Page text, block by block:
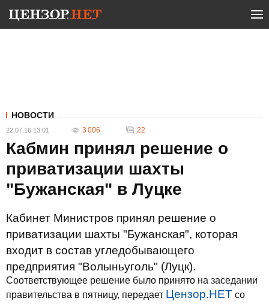
НОВОСТИ
22.07.16 13:01 3 006 22
Кабмин принял решение о
приватизации шахты
"Бужанская" в Луцке
Кабинет Министров принял решение о
приватизации шахты "Бужанская", которая
входит в состав угледобывающего
предприятия "Волыньуголь" (Луцк).
Соответствующее решение было принято на заседании
правительства в пятницу, передает Цензор.НЕТ со